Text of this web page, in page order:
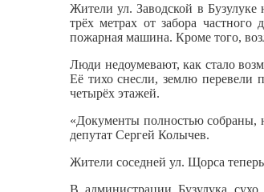
Жители ул. Заводской в
трёх метрах от забора
пожарная машина. Кроме того,
Люди недоумевают, как стало
Её тихо снесли, землю перевели
четырёх этажей.
«Документы полностью собраны,
депутат Сергей Колычев.
Жители соседней ул. Щорса теперь
В администрации Бузулука